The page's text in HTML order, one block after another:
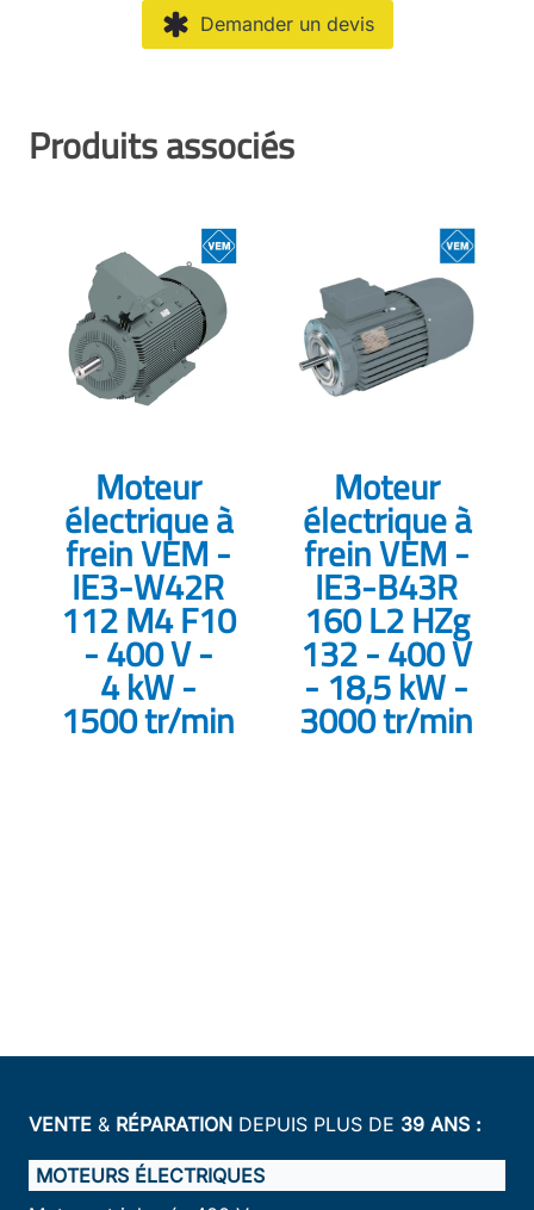
Demander un devis
Produits associés
Moteur
électrique à
frein VEM -
IE3-W42R
112 M4 F10
- 400 V -
4 kW -
1500 tr/min
Moteur
électrique à
frein VEM -
IE3-B43R
160 L2 HZg
132 - 400 V
- 18,5 kW -
3000 tr/min
VENTE & RÉPARATION DEPUIS PLUS DE 39 ANS :
MOTEURS ÉLECTRIQUES